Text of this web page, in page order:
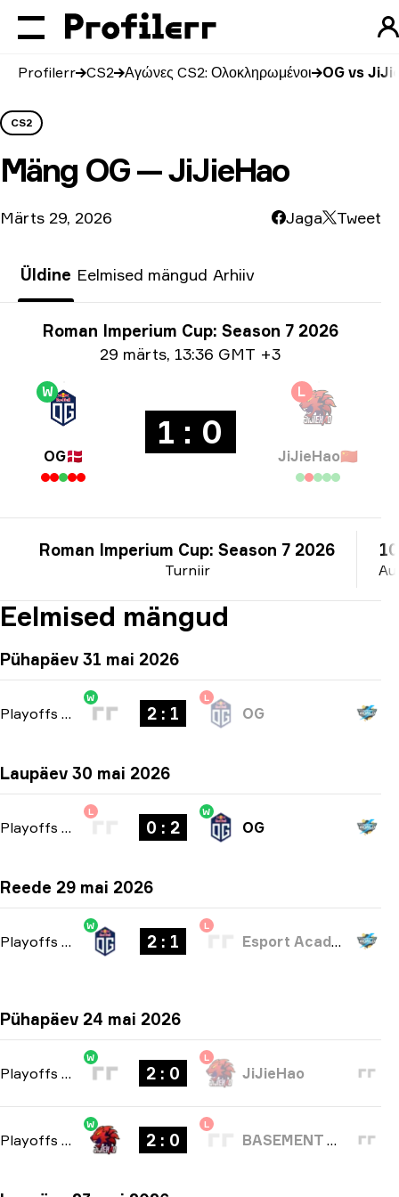
Profilerr CS2 Αγώνες CS2: Ολοκληρωμένοι OG vs
CS2
Mäng OG — JiJieHao
Märts 29, 2026 Jaga Tweet
Üldine Eelmised mängud Arhiiv
Turniiri infoRoman Imperium Cup: Season 7 2026
29 märts, 13:36 GMT +3
W
OG🇩🇰
1 : 0
L
JiJieHao🇨🇳
Turniir
Roman Imperium Cup: Season 7 2026
Eelmised mängud
Pühapäev 31 mai 2026
Playoffs bo3
W
2 : 1
L
OG
Laupäev 30 mai 2026
Playoffs
L
0 : 2
W
OG
Reede 29 mai 2026
Playoffs bo3
W
2 : 1
L
Esport Academy Copenhagen
Pühapäev 24 mai 2026
Playoffs bo3
W
2 : 0
L
JiJieHao
Playoffs bo3
W
2 : 0
L
BASEMENT BOYS